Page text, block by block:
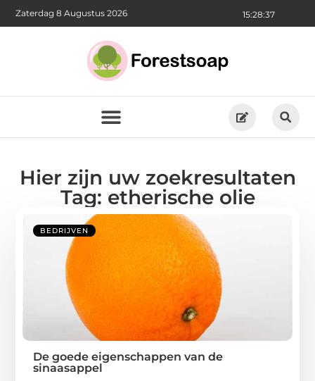
15:28:37
Zaterdag 8 Augustus 2026
Hier zijn uw zoekresultaten
Tag: etherische olie
BEDRIJVEN
De goede eigenschappen van de
sinaasappel